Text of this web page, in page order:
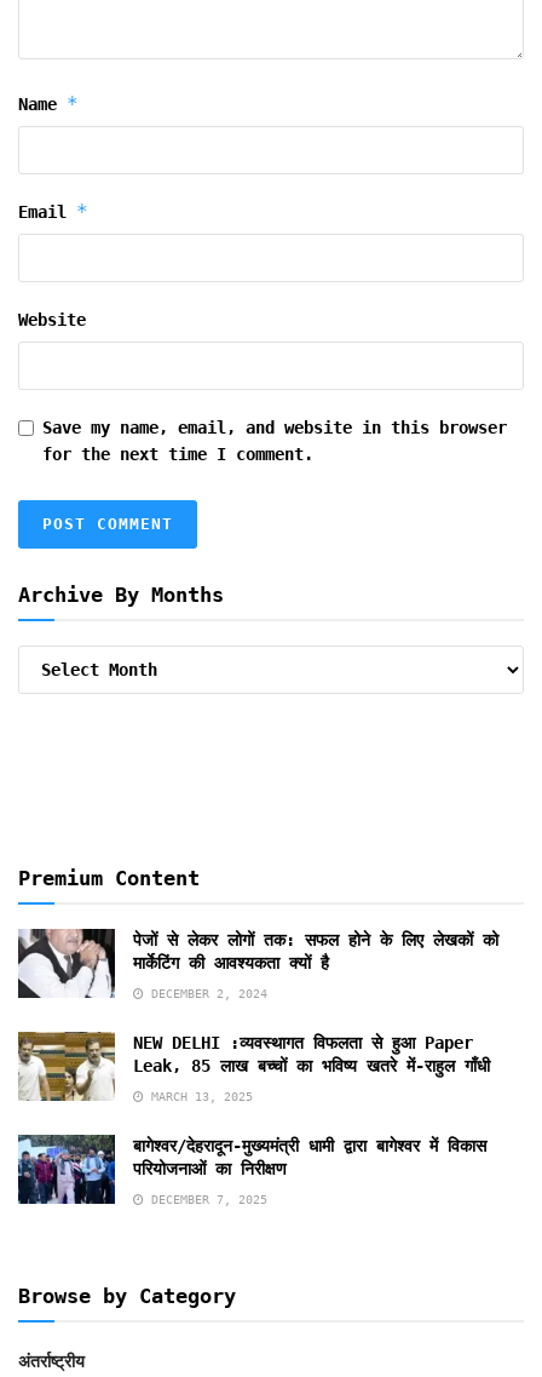
Name *
Email *
Website
Save my name, email, and website in this browser
for the next time I comment.
Archive By Months
Premium Content
पेजों से लेकर लोगों तक: सफल होने के लिए लेखकों को
मार्केटिंग की आवश्यकता क्यों है
DECEMBER 2, 2024
NEW DELHI :व्यवस्थागत विफलता से हुआ Paper
Leak, 85 लाख बच्चों का भविष्य खतरे में-राहुल गाँधी
MARCH 13, 2025
बागेश्वर/देहरादून-मुख्यमंत्री धामी द्वारा बागेश्वर में विकास
परियोजनाओं का निरीक्षण
DECEMBER 7, 2025
Browse by Category
अंतर्राष्ट्रीय